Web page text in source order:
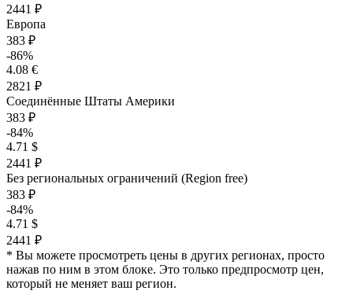
2441 ₽
Европа
383 ₽
-86%
4.08 €
2821 ₽
Соединённые Штаты Америки
383 ₽
-84%
4.71 $
2441 ₽
Без региональных ограничений (Region free)
383 ₽
-84%
4.71 $
2441 ₽
* Вы можете просмотреть цены в других регионах, просто
нажав по ним в этом блоке. Это только предпросмотр цен,
который не меняет ваш регион.